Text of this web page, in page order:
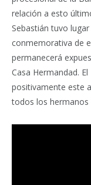
relación a esto
Sebastián tuvo
conmemorativa de
permanecerá
Casa Hermandad.
positivamente este
todos los hermanos